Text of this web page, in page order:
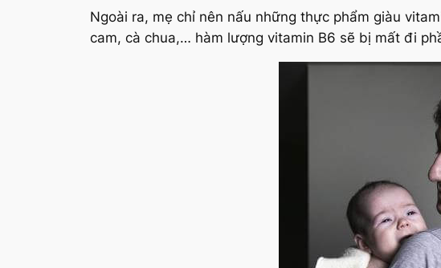
Ngoài ra, mẹ chỉ nên nấu những thực phẩm giàu
cam, cà chua,… hàm lượng vitamin B6 sẽ bị mất đi